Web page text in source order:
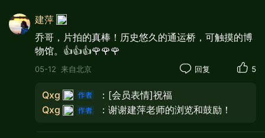
建萍
乔哥，片拍的真棒！历史悠久的通运桥，可触摸的博
物馆。👍👍👍🌹🌹🌹
05-12 来自北京 回复 5
Qxg
：[会员表情]祝福
Qxg
：谢谢建萍老师的浏览和鼓励！